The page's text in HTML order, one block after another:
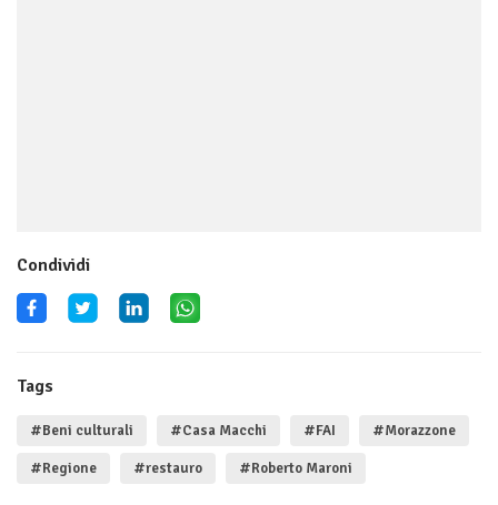
Condividi
Tags
#Beni culturali #Casa Macchi #FAI #Morazzone
#Regione #restauro #Roberto Maroni